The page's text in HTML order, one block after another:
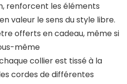
renforcent les éléments
valeur le sens du style libre.
offerts en cadeau, même si
même
chaque collier est tissé à la
cordes de différentes